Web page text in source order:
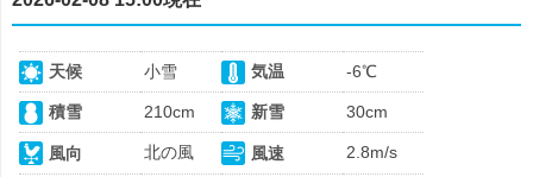
天候 小雪 気温 -6℃
積雪 210cm 新雪 30cm
風向 北の風 風速 2.8m/s